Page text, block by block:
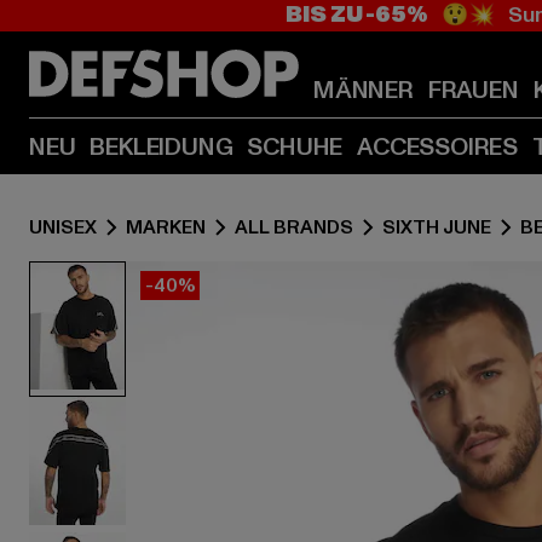
BIS ZU -65% 😲💥
MÄNNER FRAUEN
NEU BEKLEIDUNG SCHUHE ACCESSOIRES
UNISEX MARKEN ALL BRANDS SIXTH JUNE
-40%